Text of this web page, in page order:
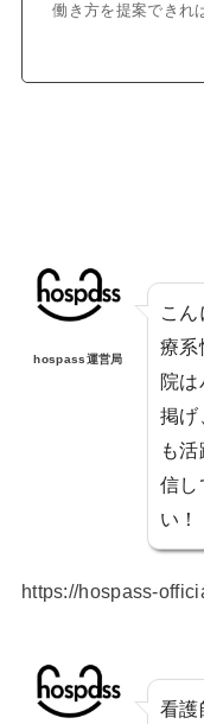
働き方を提案できれ
hospass運営局
こ
療系
院
掲げ
も
信し
い！
https://hospass-
看護